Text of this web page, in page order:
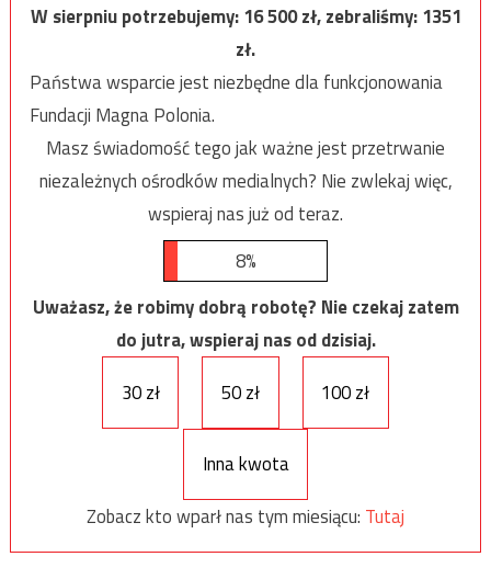
W sierpniu potrzebujemy:16 500zł, zebraliśmy:1351
zł.
Państwa wsparcie jest niezbędne dla funkcjonowania
Fundacji Magna Polonia.
Masz świadomość tego jak ważne jest przetrwanie
niezależnych ośrodków medialnych? Nie zwlekaj więc,
wspieraj nas już od teraz.
8%
Uważasz, że robimy dobrą robotę? Nie czekaj zatem
do jutra, wspieraj nas od dzisiaj.
30 zł
50 zł 100 zł
Inna kwota
Zobacz kto wparł nas tym miesiącu: Tutaj